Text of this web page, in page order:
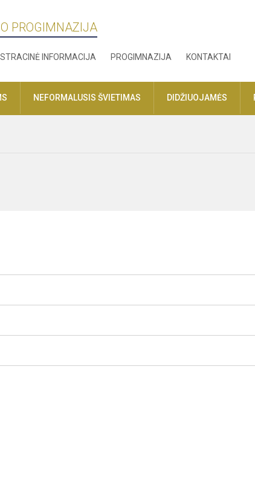
PROGIMNAZIJA
INFORMACIJA PROGIMNAZIJA KONTAKTAI
NEFORMALUSIS ŠVIETIMAS DIDŽIUOJAMĖS